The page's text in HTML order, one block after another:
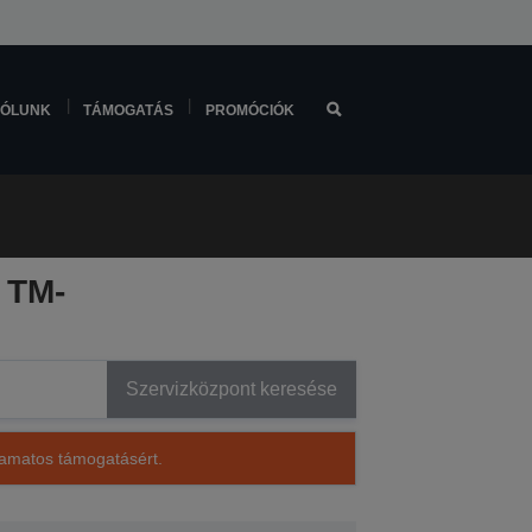
TÁMOGATÁS PROMÓCIÓK
Szervizközpont keresése
támogatásért.